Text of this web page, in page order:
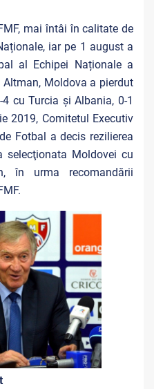
mai întâi în calitate de
iar pe 1 august a
al Echipei Naționale a
Moldova a pierdut
cu Turcia și Albania, 0-1
2019, Comitetul Executiv
Fotbal a decis rezilierea
Moldovei cu
în urma recomandării